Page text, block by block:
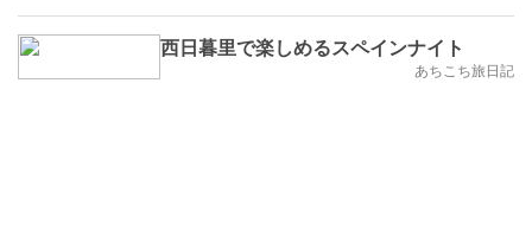
西日暮里で楽しめるスペインナイト
あちこち旅日記